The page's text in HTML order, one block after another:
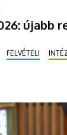
újabb
FELVÉTELI